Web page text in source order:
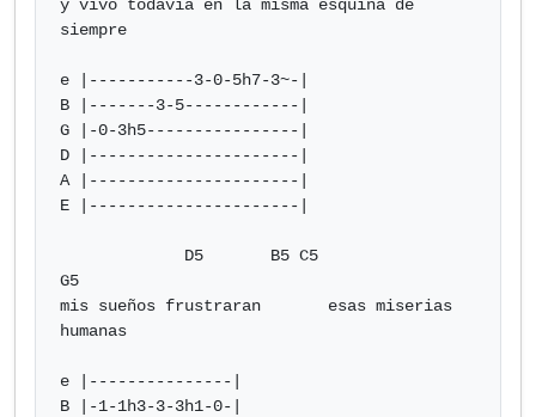
y vivo todavía en la misma esquina de
siempre
e |-----------3-0-5h7-3~-|
B |-------3-5------------|
G |-0-3h5----------------|
D |----------------------|
A |----------------------|
E |----------------------|
G5
mis sueños frustraran       esas miserias
humanas
e |---------------|
B |-1-1h3-3-3h1-0-|